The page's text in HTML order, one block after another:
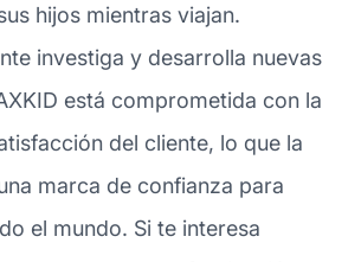
hijos mientras viajan.
investiga y desarrolla nuevas
está comprometida con la
del cliente, lo que la
marca de confianza para
el mundo. Si te interesa